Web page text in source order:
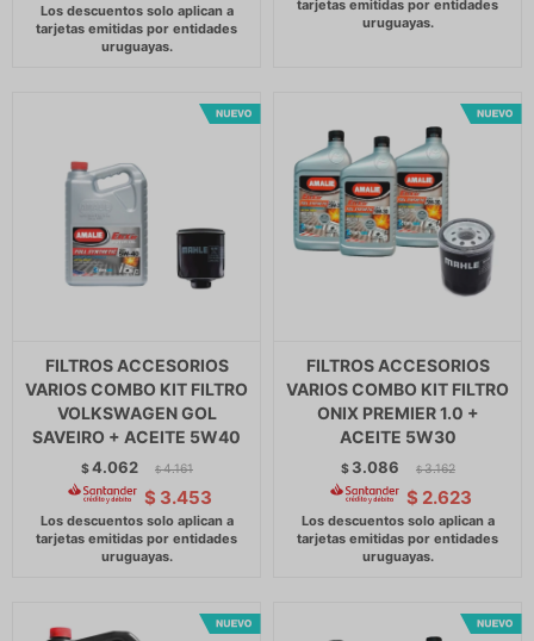
FILTROS ACCESORIOS
VARIOS COMBO KIT FILTRO
VOLKSWAGEN GOL
SAVEIRO + ACEITE 5W40
$4.062 $ 4.161
$ 3.453
FILTROS ACCESORIOS
VARIOS COMBO KIT FILTRO
ONIX PREMIER 1.0 +
ACEITE 5W30
$ 3.086 $ 3.162
$ 2.623